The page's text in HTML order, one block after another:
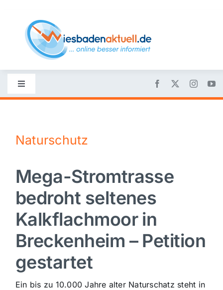
content
Toggle
Navigation
Nachrichten
Politik
Wirtschaft
Sport
Kultur
Naturschutz
Mega-Stromtrasse
bedroht seltenes
Kalkflachmoor in
Breckenheim – Petition
gestartet
Ein bis zu 10.000 Jahre alter Naturschatz steht in